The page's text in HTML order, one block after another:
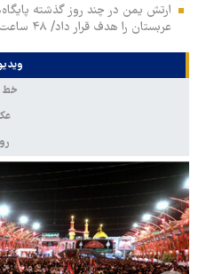
ارتش یمن در چند روز گذشته
عربستان را هدف قرار داد/ ۴۸ ساعت آتش صنعا بر سر شورشی‌ها
خط